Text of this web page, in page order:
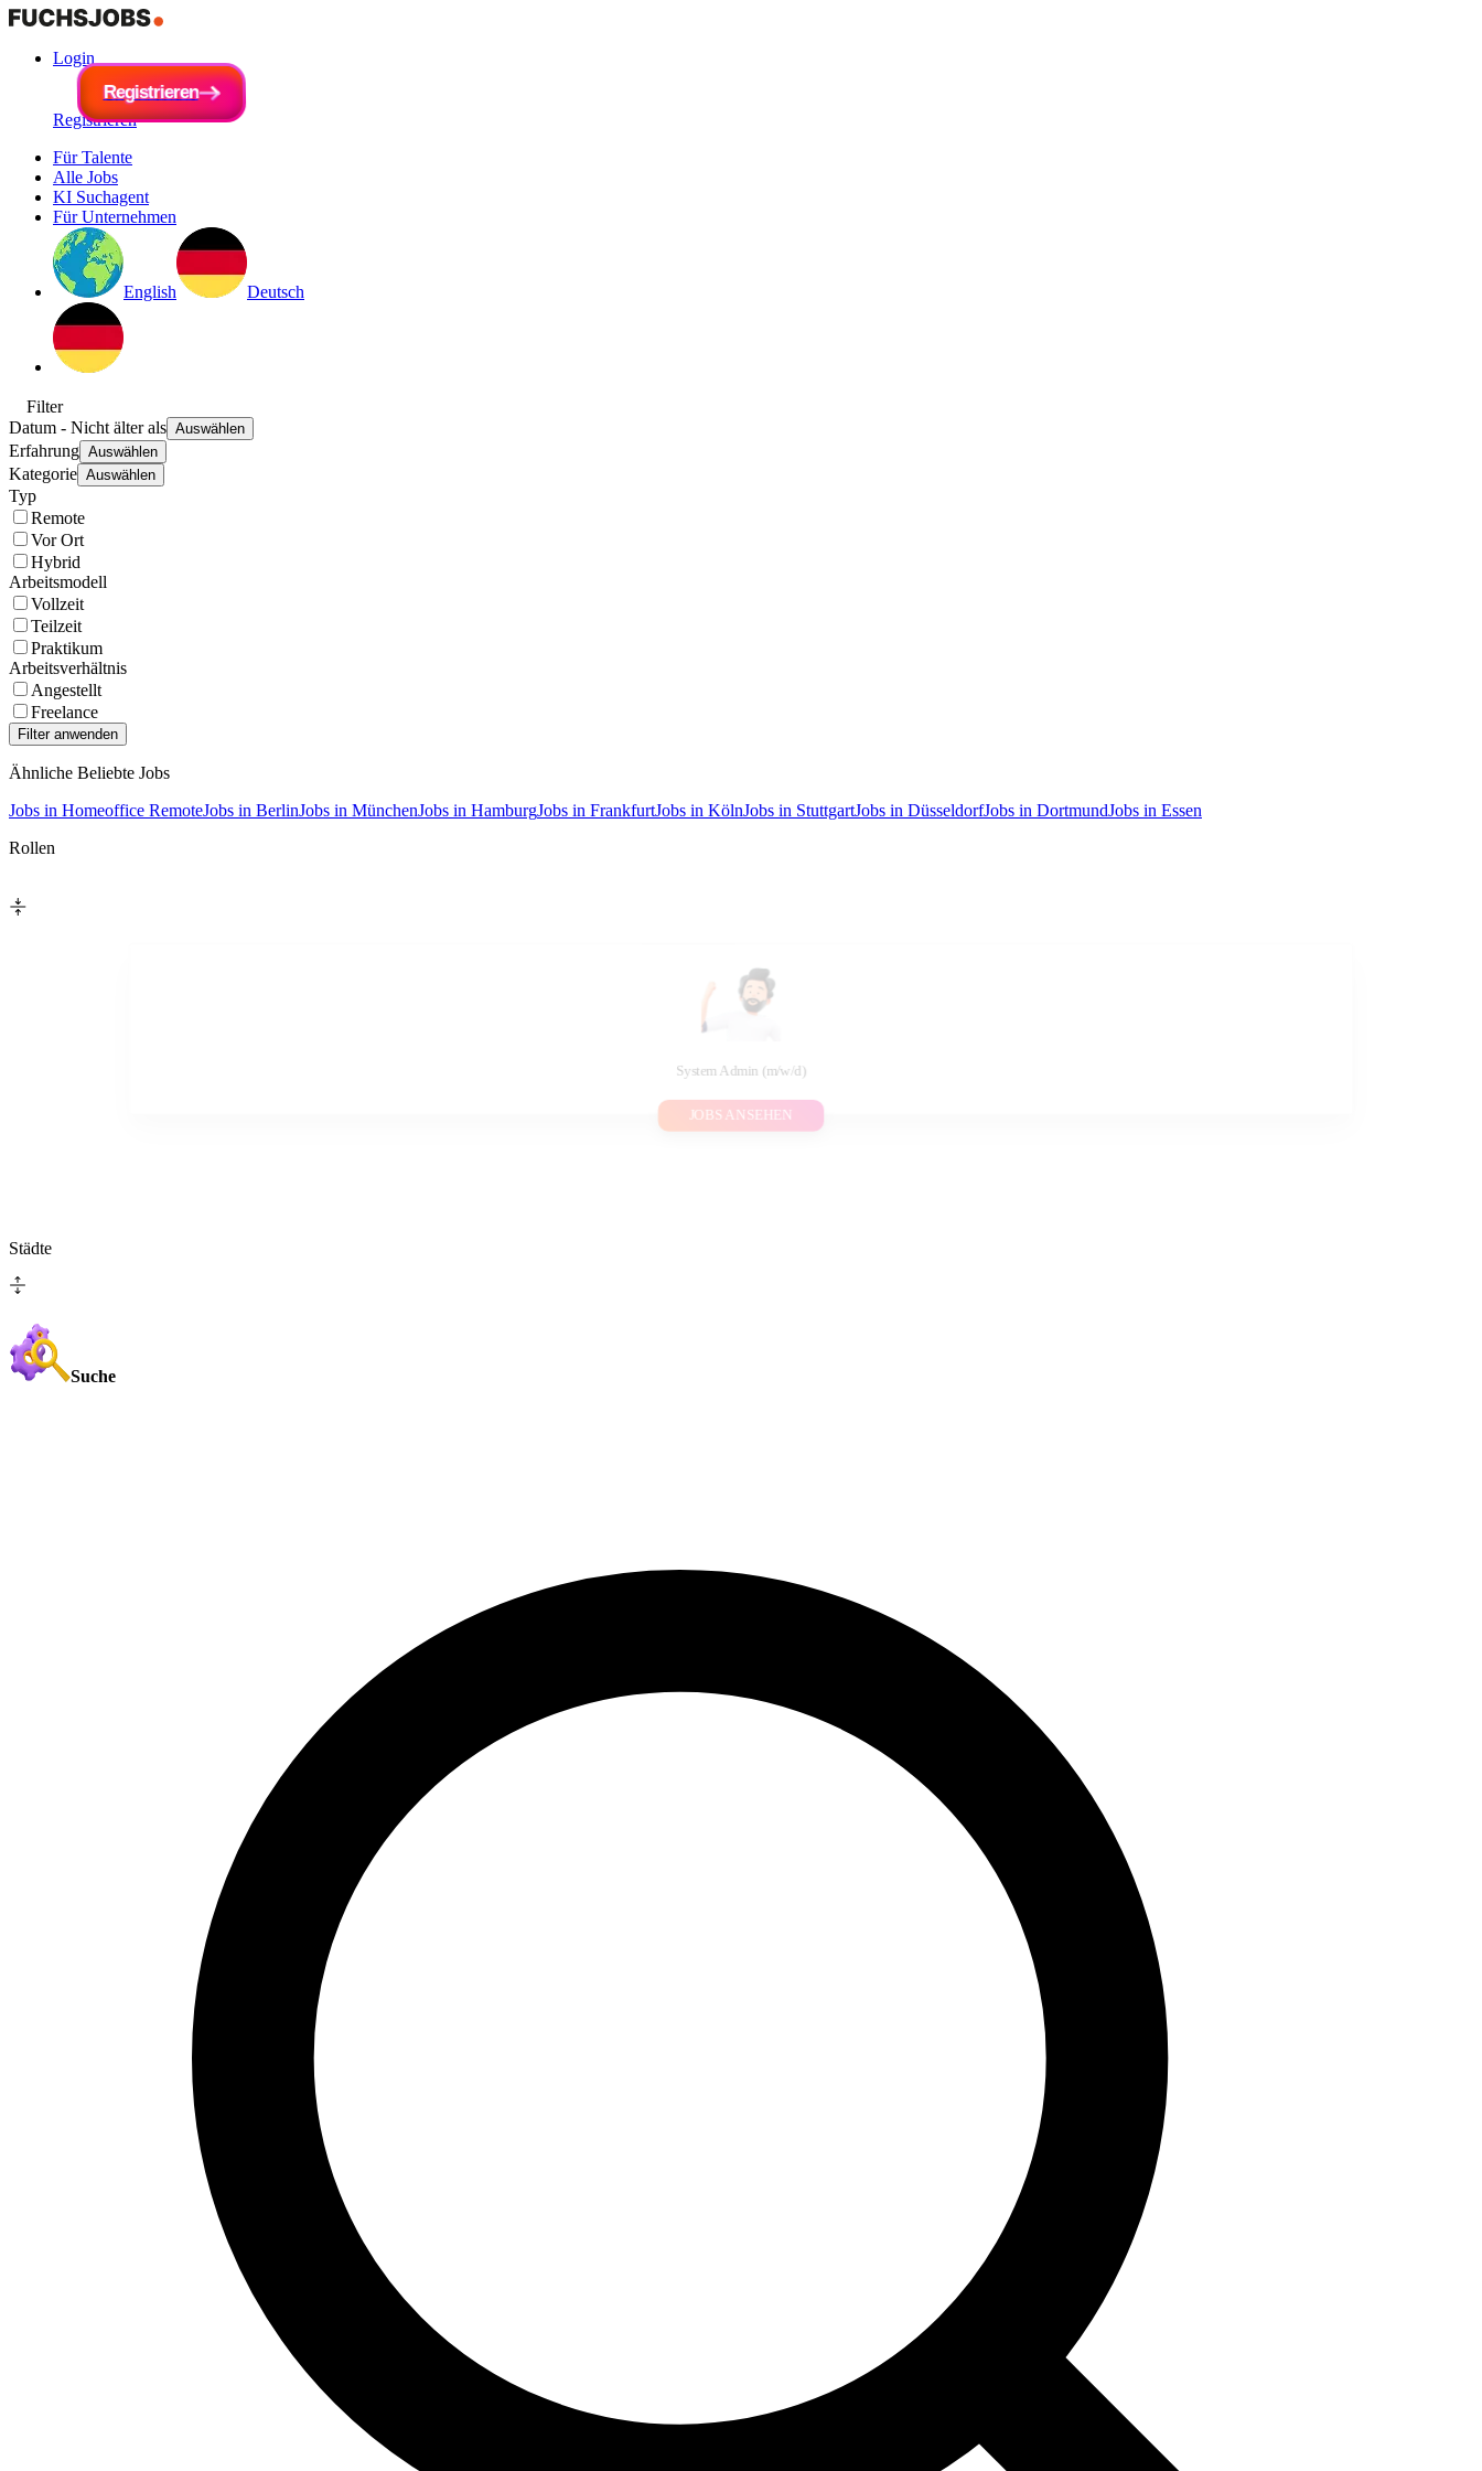
Login
Registrieren
Registrieren
Registrieren
Für Talente
Alle Jobs
KI Suchagent
Für Unternehmen
English Deutsch
Filter
Datum - Nicht älter als Auswählen
Erfahrung Auswählen
Kategorie Auswählen
Typ
Remote
Vor Ort
Hybrid
Arbeitsmodell
Vollzeit
Teilzeit
Praktikum
Arbeitsverhältnis
Angestellt
Freelance
Ähnliche Beliebte Jobs
Jobs in Homeoffice RemoteJobs in BerlinJobs in MünchenJobs in HamburgJobs in FrankfurtJobs in KölnJobs in StuttgartJobs in DüsseldorfJobs in DortmundJobs in Essen
Rollen
System Admin (m/w/d)
JOBS ANSEHEN
Städte
Suche